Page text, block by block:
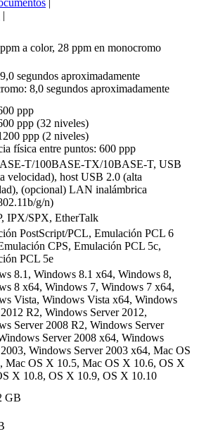
|
a color, 28 ppm en monocromo
segundos aproximadamente
8,0 segundos aproximadamente
ppp
ppp (32 niveles)
ppp (2 niveles)
física entre puntos: 600 ppp
T/100BASE-TX/10BASE-T, USB
velocidad), host USB 2.0 (alta
(opcional) LAN inalámbrica
g/n)
IPX/SPX, EtherTalk
PostScript/PCL, Emulación PCL 6
CPS, Emulación PCL 5c,
PCL 5e
8.1, Windows 8.1 x64, Windows 8,
8 x64, Windows 7, Windows 7 x64,
Vista, Windows Vista x64, Windows
R2, Windows Server 2012,
Server 2008 R2, Windows Server
Server 2008 x64, Windows
Windows Server 2003 x64, Mac OS
Mac OS X 10.5, Mac OS X 10.6, OS X
X 10.8, OS X 10.9, OS X 10.10
GB